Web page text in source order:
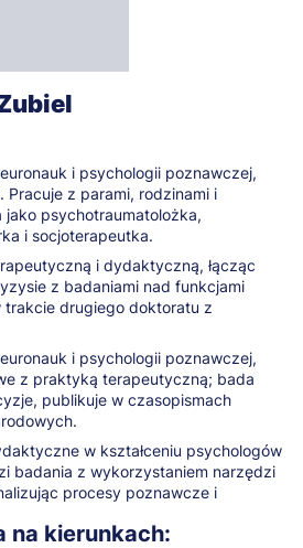
i psychologii poznawczej,
Pracuje z parami, rodzinami i
jako psychotraumatolożka,
i socjoterapeutka.
i dydaktyczną, łącząc
z badaniami nad funkcjami
drugiego doktoratu z
i psychologii poznawczej,
z praktyką terapeutyczną; bada
publikuje w czasopismach
w kształceniu psychologów
badania z wykorzystaniem narzędzi
procesy poznawcze i
na kierunkach: